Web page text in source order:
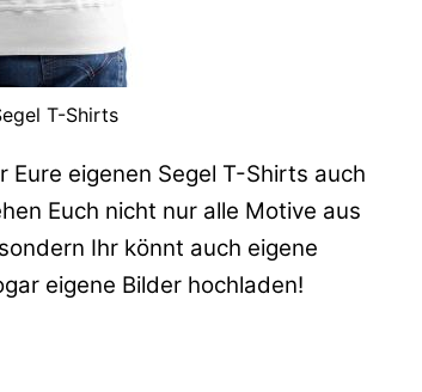
T-Shirts
Eure eigenen Segel T-Shirts auch
Euch nicht nur alle Motive aus
Ihr könnt auch eigene
eigene Bilder hochladen!